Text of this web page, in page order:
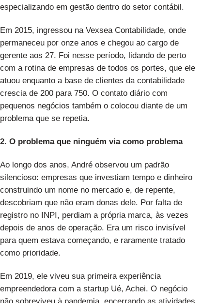
especializando em gestão dentro do setor contábil.
Em 2015, ingressou na Vexsea Contabilidade, onde
permaneceu por onze anos e chegou ao cargo de
gerente aos 27. Foi nesse período, lidando de perto
com a rotina de empresas de todos os portes, que ele
atuou enquanto a base de clientes da contabilidade
crescia de 200 para 750. O contato diário com
pequenos negócios também o colocou diante de um
problema que se repetia.
2. O problema que ninguém via como problema
Ao longo dos anos, André observou um padrão
silencioso: empresas que investiam tempo e dinheiro
construindo um nome no mercado e, de repente,
descobriam que não eram donas dele. Por falta de
registro no INPI, perdiam a própria marca, às vezes
depois de anos de operação. Era um risco invisível
para quem estava começando, e raramente tratado
como prioridade.
Em 2019, ele viveu sua primeira experiência
empreendedora com a startup Ué, Achei. O negócio
não sobreviveu à pandemia, encerrando as atividades